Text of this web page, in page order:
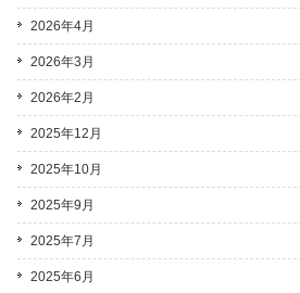
2026年4月
2026年3月
2026年2月
2025年12月
2025年10月
2025年9月
2025年7月
2025年6月